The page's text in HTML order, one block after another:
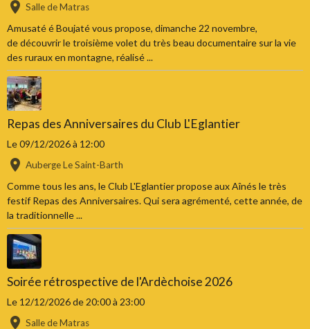
Salle de Matras
Amusaté é Boujaté vous propose, dimanche 22 novembre,
de découvrir le troisième volet du très beau documentaire sur la vie
des ruraux en montagne, réalisé ...
Repas des Anniversaires du Club L'Eglantier
Le 09/12/2026à 12:00
Auberge Le Saint-Barth
Comme tous les ans, le Club L'Eglantier propose aux Aînés le très
festif Repas des Anniversaires. Qui sera agrémenté, cette année, de
la traditionnelle ...
Soirée rétrospective de l'Ardèchoise 2026
Le 12/12/2026de 20:00à 23:00
Salle de Matras